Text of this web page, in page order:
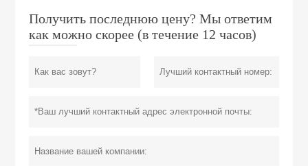
Получить последнюю цену? Мы ответим
как можно скорее (в течение 12 часов)